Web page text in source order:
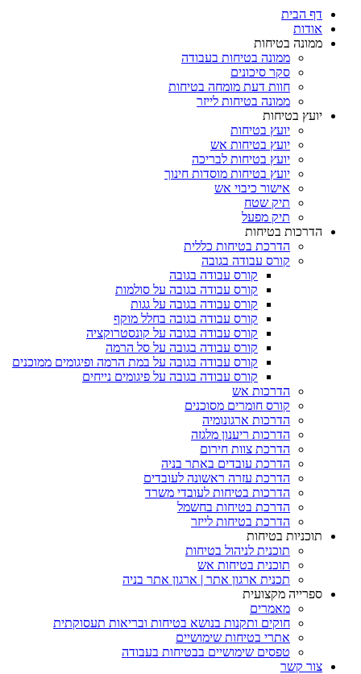
דף הבית
אודות
ממונה בטיחות
ממונה בטיחות בעבודה
סקר סיכונים
חוות דעת מומחה בטיחות
ממונה בטיחות לייזר
יועץ בטיחות
יועץ בטיחות
יועץ בטיחות אש
יועץ בטיחות לבריכה
יועץ בטיחות מוסדות חינוך
אישור כיבוי אש
תיק שטח
תיק מפעל
הדרכות בטיחות
הדרכת בטיחות כללית
קורס עבודה בגובה
קורס עבודה בגובה
קורס עבודה בגובה על סולמות
קורס עבודה בגובה על גגות
קורס עבודה בגובה בחלל מוקף
קורס עבודה בגובה על קונסטרוקציה
קורס עבודה בגובה על סל הרמה
קורס עבודה בגובה על במת הרמה ופיגומים ממוכנים
קורס עבודה בגובה על פיגומים נייחים
הדרכות אש
קורס חומרים מסוכנים
הדרכות ארגונומיה
הדרכות ריענון מלגזה
הדרכת צוות חירום
הדרכת עובדים באתר בניה
הדרכת עזרה ראשונה לעובדים
הדרכות בטיחות לעובדי משרד
הדרכת בטיחות בחשמל
הדרכת בטיחות לייזר
תוכניות בטיחות
תוכנית לניהול בטיחות
תוכנית בטיחות אש
תכנית ארגון אתר | ארגון אתר בניה
ספרייה מקצועית
מאמרים
חוקים ותקנות בנושא בטיחות ובריאות תעסוקתית
אתרי בטיחות שימושיים
טפסים שימושיים בבטיחות בעבודה
צור קשר